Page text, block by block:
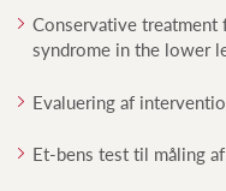
Conservative
syndrome in the lower
Evaluering af
Et-bens test til måling